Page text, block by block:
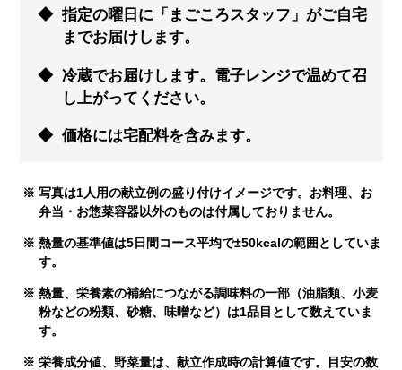
指定の曜日に「まごころスタッフ」がご自宅
までお届けします。
冷蔵でお届けします。電子レンジで温めて召
し上がってください。
価格には宅配料を含みます。
写真は1人用の献立例の盛り付けイメージです。お料理、お
弁当・お惣菜容器以外のものは付属しておりません。
熱量の基準値は5日間コース平均で±50kcalの範囲としていま
す。
熱量、栄養素の補給につながる調味料の一部（油脂類、小麦
粉などの粉類、砂糖、味噌など）は1品目として数えていま
す。
栄養成分値、野菜量は、献立作成時の計算値です。目安の数